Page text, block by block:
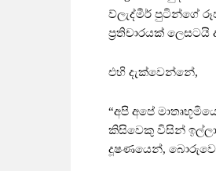
ව්ලැද්මීර් පුටින්ගේ
ප්‍රතිචාරයක් ලෙසටයි
එහි දැක්වෙන්නේ,
“අපි අපේ
කිසිවෙකු විසින්
දූෂණයෙන්,